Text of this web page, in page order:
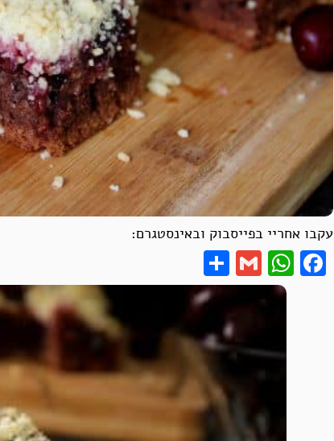
עקבו אחריי בפייסבוק ובאינסטגרם:
Facebook
WhatsApp
Gmail